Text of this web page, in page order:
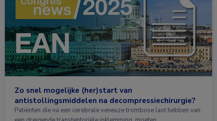
Zo snel mogelijke (her)start van
antistollingsmiddelen na decompressiechirurgie?
Patiënten die na een cerebrale veneuze trombose last hebben van